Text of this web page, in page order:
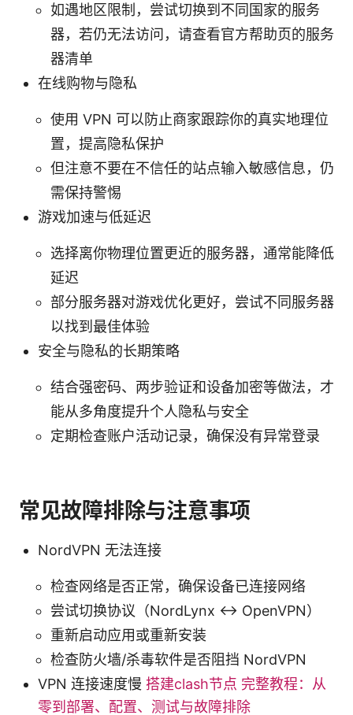
如遇地区限制，尝试切换到不同国家的服务
器，若仍无法访问，请查看官方帮助页的服务
器清单
在线购物与隐私
使用 VPN 可以防止商家跟踪你的真实地理位
置，提高隐私保护
但注意不要在不信任的站点输入敏感信息，仍
需保持警惕
游戏加速与低延迟
选择离你物理位置更近的服务器，通常能降低
延迟
部分服务器对游戏优化更好，尝试不同服务器
以找到最佳体验
安全与隐私的长期策略
结合强密码、两步验证和设备加密等做法，才
能从多角度提升个人隐私与安全
定期检查账户活动记录，确保没有异常登录
常见故障排除与注意事项
NordVPN 无法连接
检查网络是否正常，确保设备已连接网络
尝试切换协议（NordLynx ↔ OpenVPN）
重新启动应用或重新安装
检查防火墙/杀毒软件是否阻挡 NordVPN
VPN 连接速度慢 搭建clash节点 完整教程：从
零到部署、配置、测试与故障排除